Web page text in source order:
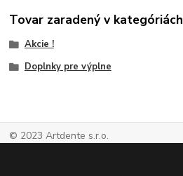
Tovar zaradený v kategóriách
Akcie !
Doplnky pre výplne
© 2023 Artdente s.r.o.